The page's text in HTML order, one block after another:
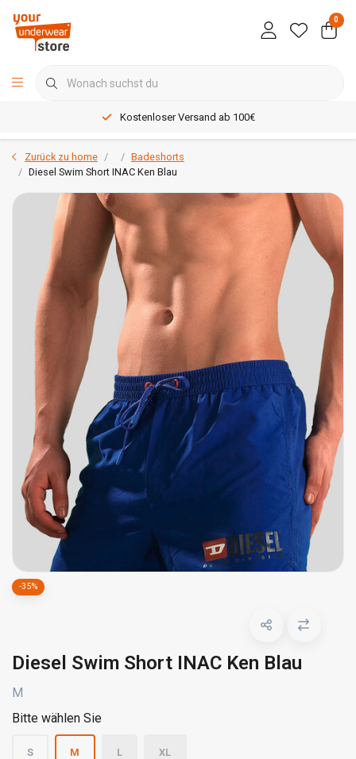
0
Kostenloser Versand ab 100€
Zurück zu home
Badeshorts
Diesel Swim Short INAC Ken Blau
-35%
Diesel Swim Short INAC Ken Blau
M
Bitte wählen Sie
S M L XL